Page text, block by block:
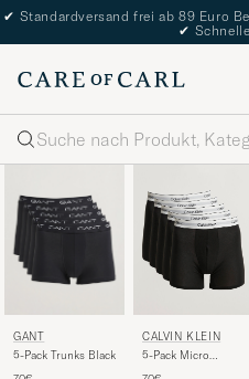
✔ Standardversand frei ab 89 Euro
✔
Suche
GANT
5-Pack Trunks Black
CALVIN KLEIN
5-Pack Micro